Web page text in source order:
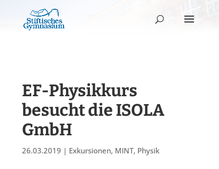
EF-Physikkurs
besucht die ISOLA
GmbH
26.03.2019 | Exkursionen, MINT, Physik